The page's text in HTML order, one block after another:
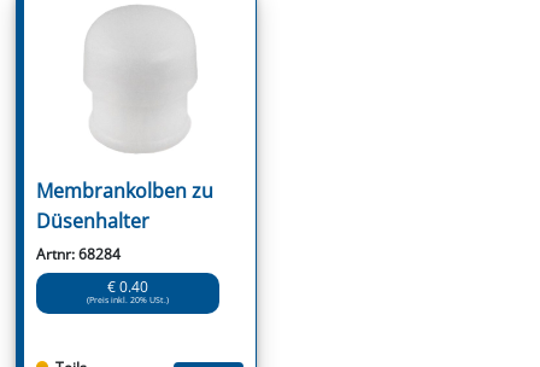
Membrankolben zu
Düsenhalter
Artnr: 68284
€ 0.40
(Preis inkl. 20% USt.)